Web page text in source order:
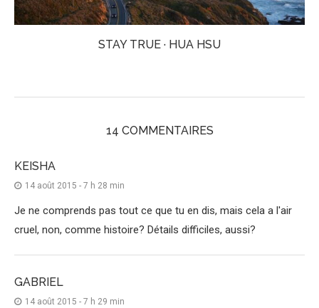
STAY TRUE · HUA HSU
14 COMMENTAIRES
KEISHA
14 août 2015 - 7 h 28 min
Je ne comprends pas tout ce que tu en dis, mais cela a l'air
cruel, non, comme histoire? Détails difficiles, aussi?
GABRIEL
14 août 2015 - 7 h 29 min